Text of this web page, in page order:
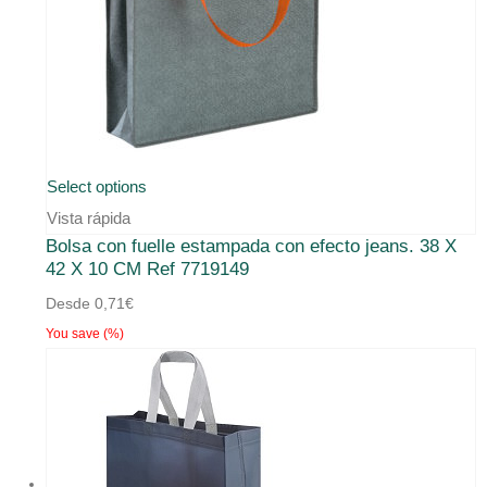
Select options
tiene
múltiples
opciones
se
pueden
Vista rápida
Bolsa con fuelle estampada con efecto jeans. 38 X
42 X 10 CM Ref 7719149
Desde 0,71€
You save (%)